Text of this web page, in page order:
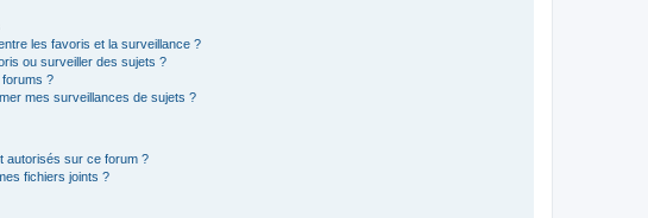
les favoris et la surveillance ?
ou surveiller des sujets ?
?
mes surveillances de sujets ?
autorisés sur ce forum ?
fichiers joints ?